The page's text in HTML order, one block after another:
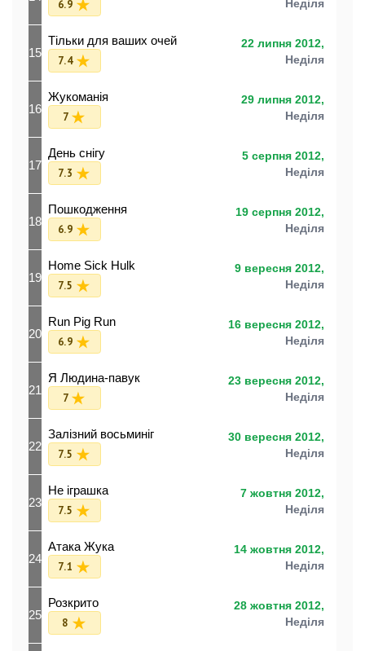
6.9 Неділя
15
Тільки для ваших очей
7.4
22 липня 2012,
Неділя
16
Жукоманія
7
29 липня 2012,
Неділя
17
День снігу
7.3
5 серпня 2012,
Неділя
18
Пошкодження
6.9
19 серпня 2012,
Неділя
19
Home Sick Hulk
7.5
9 вересня 2012,
Неділя
20
Run Pig Run
6.9
16 вересня 2012,
Неділя
21
Я Людина-павук
7
23 вересня 2012,
Неділя
22
Залізний восьминіг
7.5
30 вересня 2012,
Неділя
23
Не іграшка
7.5
7 жовтня 2012,
Неділя
24
Атака Жука
7.1
14 жовтня 2012,
Неділя
25
Розкрито
8
28 жовтня 2012,
Неділя